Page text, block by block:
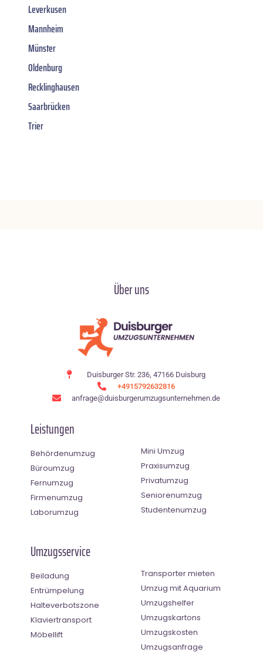
Leverkusen
Mannheim
Münster
Oldenburg
Recklinghausen
Saarbrücken
Trier
Über uns
Duisburger Str. 236, 47166 Duisburg
+4915792632816
anfrage@duisburgerumzugsunternehmen.de
Leistungen
Behördenumzug
Büroumzug
Fernumzug
Firmenumzug
Laborumzug
Mini Umzug
Praxisumzug
Privatumzug
Seniorenumzug
Studentenumzug
Umzugsservice
Beiladung
Entrümpelung
Halteverbotszone
Klaviertransport
Möbellift
Transporter mieten
Umzug mit Aquarium
Umzugshelfer
Umzugskartons
Umzugskosten
Umzugsanfrage